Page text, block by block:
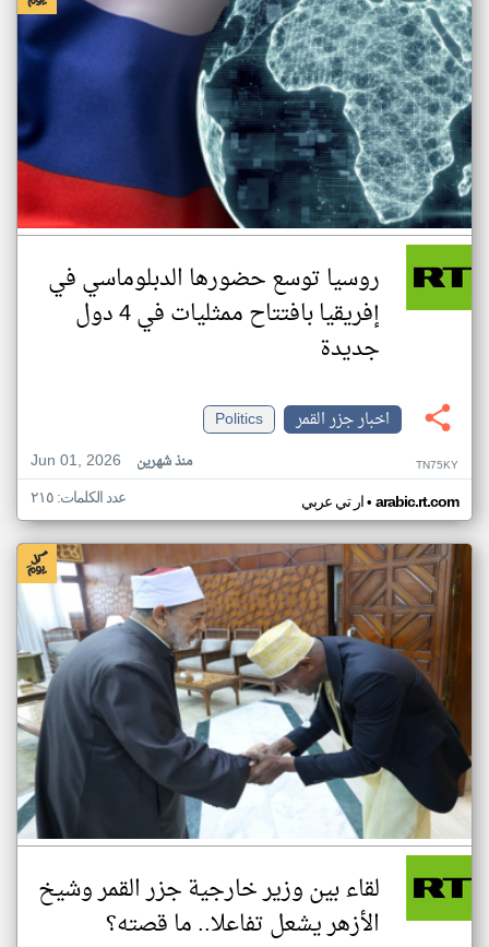
روسيا توسع حضورها الدبلوماسي في
إفريقيا بافتتاح ممثليات في 4 دول
جديدة
اخبار جزر القمر
Politics
Jun 01, 2026
منذ شهرين TN75KY
ار تي عربي• arabic.rt.com عدد الكلمات: ٢١٥
لقاء بين وزير خارجية جزر القمر وشيخ
الأزهر يشعل تفاعلا.. ما قصته؟